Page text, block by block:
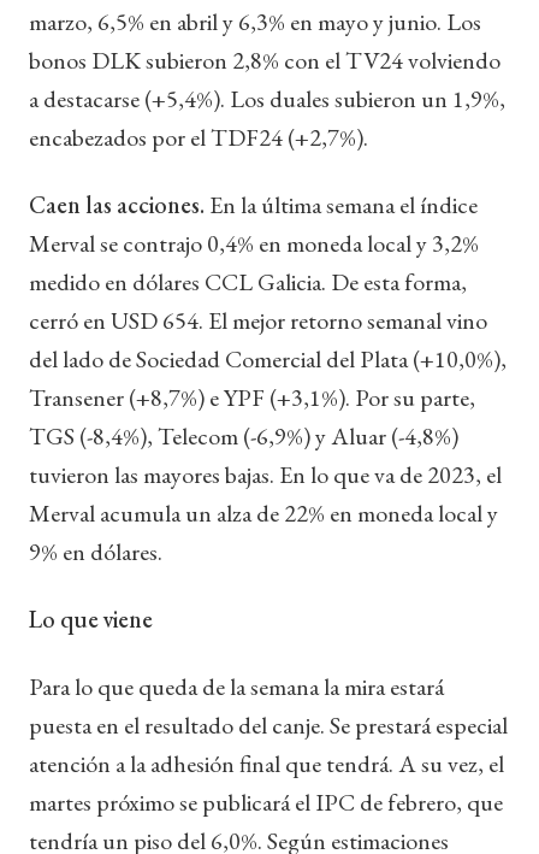
marzo, 6,5% en abril y 6,3% en mayo y junio. Los
bonos DLK subieron 2,8% con el TV24 volviendo
a destacarse (+5,4%). Los duales subieron un 1,9%,
encabezados por el TDF24 (+2,7%).
Caen las acciones. En la última semana el índice
Merval se contrajo 0,4% en moneda local y 3,2%
medido en dólares CCL Galicia. De esta forma,
cerró en USD 654. El mejor retorno semanal vino
del lado de Sociedad Comercial del Plata (+10,0%),
Transener (+8,7%) e YPF (+3,1%). Por su parte,
TGS (-8,4%), Telecom (-6,9%) y Aluar (-4,8%)
tuvieron las mayores bajas. En lo que va de 2023, el
Merval acumula un alza de 22% en moneda local y
9% en dólares.
Lo que viene
Para lo que queda de la semana la mira estará
puesta en el resultado del canje. Se prestará especial
atención a la adhesión final que tendrá. A su vez, el
martes próximo se publicará el IPC de febrero, que
tendría un piso del 6,0%. Según estimaciones